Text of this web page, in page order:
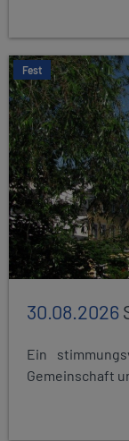
Fest
30.08.2026
Ein
Gemeinschaft